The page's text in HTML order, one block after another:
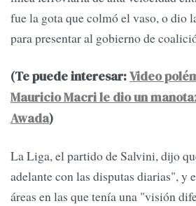
fue la gota que colmó el vaso, o dio
para presentar al gobierno de
(Te puede interesar:Video
Mauricio Macri le dio un
Awada)
La Liga, el partido de Salvini, dijo
adelante con las disputas diarias", y
áreas en las que tenía una "visión